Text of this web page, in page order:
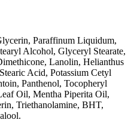
Paraffinum Liquidum,
Alcohol, Glyceryl Stearate,
Lanolin, Helianthus
Acid, Potassium Cetyl
Panthenol, Tocopheryl
Oil, Mentha Piperita Oil,
Triethanolamine, BHT,